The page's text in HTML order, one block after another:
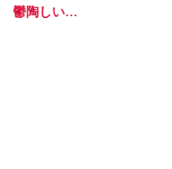
鬱陶しい…